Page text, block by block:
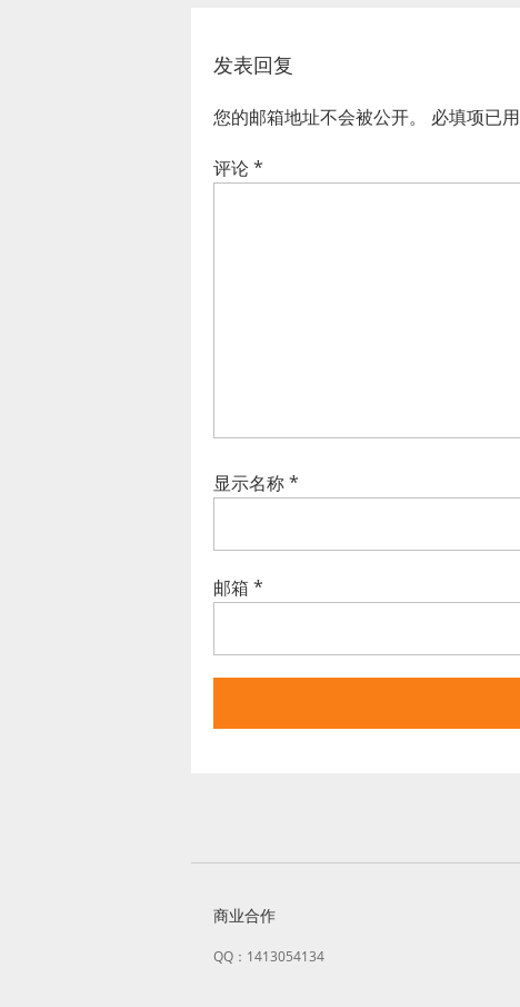
发表回复
您的邮箱地址不会被公开。 必填项已用
评论*
显示名称*
邮箱 *
商业合作
QQ：1413054134